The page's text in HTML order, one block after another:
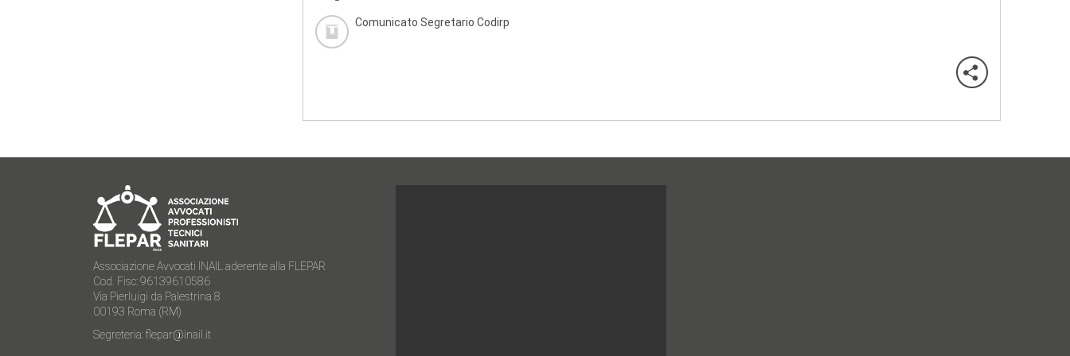
Comunicato Segretario Codirp
Associazione Avvocati INAIL aderente alla FLEPAR
Cod. Fisc: 96139610586
Via Pierluigi da Palestrina 8
00193 Roma (RM)
Segreteria:flepar@inail.it